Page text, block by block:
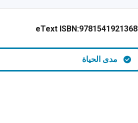
eText ISBN:9781541921368
مدى الحياة